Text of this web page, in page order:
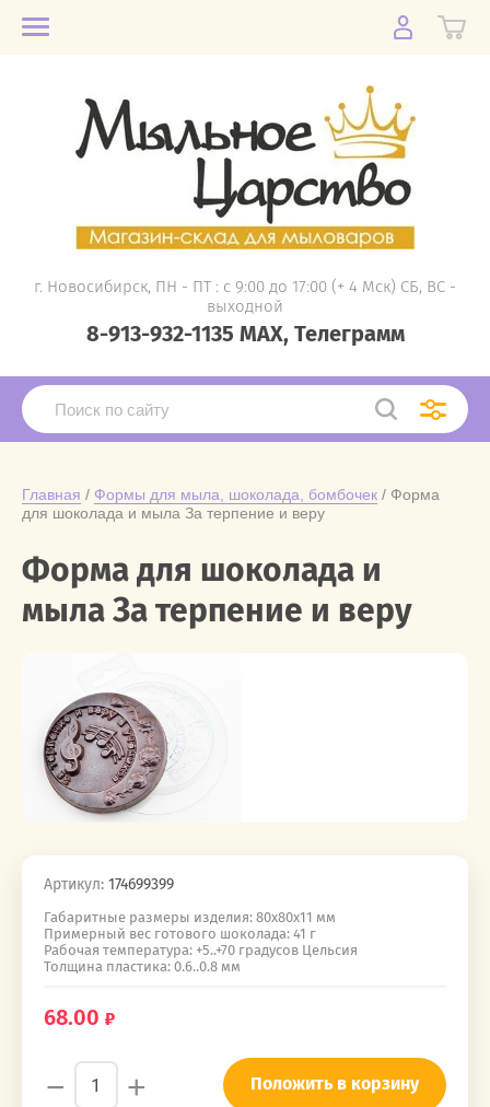
г. Новосибирск, ПН - ПТ : с 9:00 до 17:00 (+ 4 Мск) СБ, ВС -
выходной
8-913-932-1135 MAX, Телеграмм
Главная / Формы для мыла, шоколада, бомбочек / Форма
для шоколада и мыла За терпение и веру
Форма для шоколада и
мыла За терпение и веру
Артикул: 174699399
Габаритные размеры изделия: 80x80x11 мм
Примерный вес готового шоколада: 41 г
Рабочая температура: +5..+70 градусов Цельсия
Толщина пластика: 0.6..0.8 мм
68.00
− + Положить в корзину